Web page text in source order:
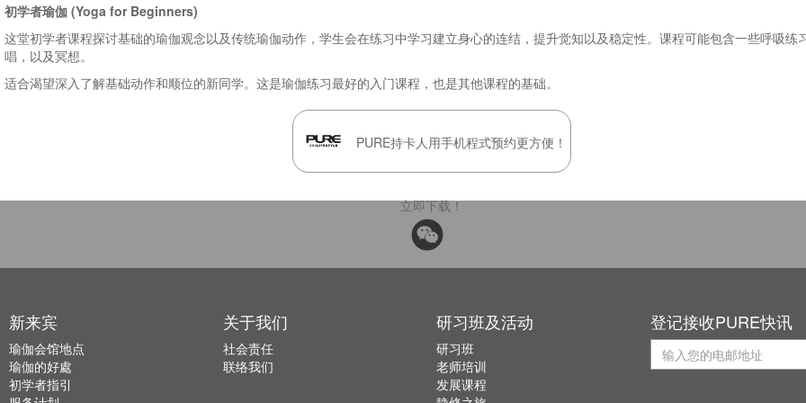
初学者瑜伽 (Yoga for Beginners)
这堂初学者课程探讨基础的瑜伽观念以及传统瑜伽动作，学生会在练习中学习建立身心的连结，提升觉知以及稳定性。课程可能包含一些呼吸练
唱，以及冥想。
适合渴望深入了解基础动作和顺位的新同学。这是瑜伽练习最好的入门课程，也是其他课程的基础。
PURE持卡人用手机程式预约更方便！
立即下载！
新来宾
瑜伽会馆地点
瑜伽的好處
初学者指引
关于我们
社会责任
联络我们
研习班及活动
研习班
老师培训
发展课程
登记接收PURE快讯